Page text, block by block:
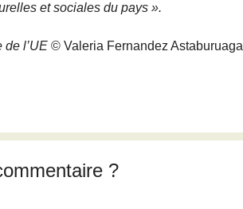
et sociales du pays ».
de l’UE © Valeria Fernandez Astaburuaga
?